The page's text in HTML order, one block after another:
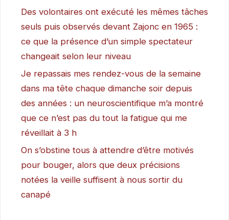
Des volontaires ont exécuté les mêmes tâches
seuls puis observés devant Zajonc en 1965 :
ce que la présence d’un simple spectateur
changeait selon leur niveau
Je repassais mes rendez-vous de la semaine
dans ma tête chaque dimanche soir depuis
des années : un neuroscientifique m’a montré
que ce n’est pas du tout la fatigue qui me
réveillait à 3 h
On s’obstine tous à attendre d’être motivés
pour bouger, alors que deux précisions
notées la veille suffisent à nous sortir du
canapé